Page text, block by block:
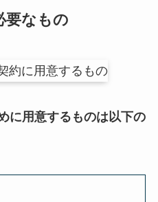
要なもの
に用意するものは以下の